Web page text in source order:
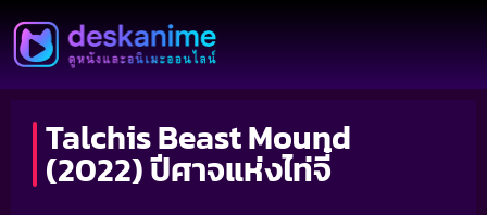
Talchis Beast Mound
(2022) ปีศาจแห่งไท่จี๋